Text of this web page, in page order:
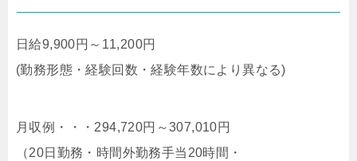
日給9,900円～11,200円
(勤務形態・経験回数・経験年数により異なる)
月収例・・・294,720円～307,010円
（20日勤務・時間外勤務手当20時間・